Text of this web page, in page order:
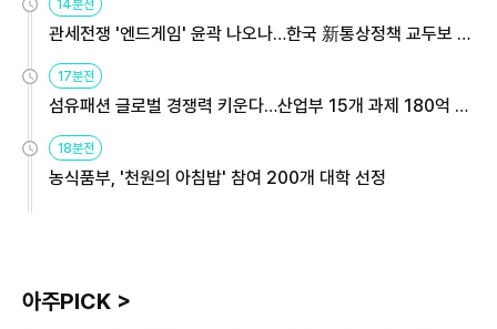
14분전
관세전쟁 '엔드게임' 윤곽 나오나…한국 新통상정책 교두보 활
17분전
섬유패션 글로벌 경쟁력 키운다…산업부 15개 과제 180억 지
18분전
농식품부, '천원의 아침밥' 참여 200개 대학 선정
아주PICK >